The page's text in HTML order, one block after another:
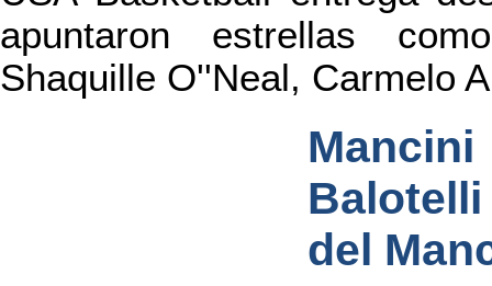
apuntaron estrellas
Shaquille O''Neal, Carmelo
del